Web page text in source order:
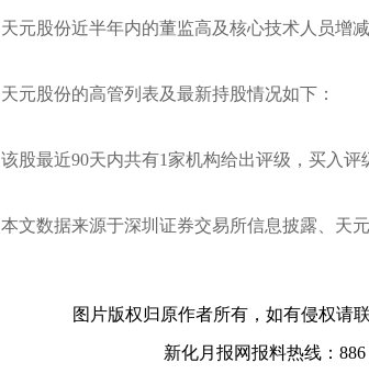
天元股份近半年内的董监高及核心技术人员增
天元股份的高管列表及最新持股情况如下：
该股最近90天内共有1家机构给出评级，买入评
本文数据来源于深圳证券交易所信息披露、天
图片版权归原作者所有，如有侵权请
新化月报网报料热线：886